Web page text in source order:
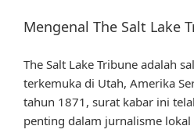
Mengenal The Salt Lake
The Salt Lake Tribune adalah
terkemuka di Utah, Amerika
tahun 1871, surat kabar ini
penting dalam jurnalisme lokal